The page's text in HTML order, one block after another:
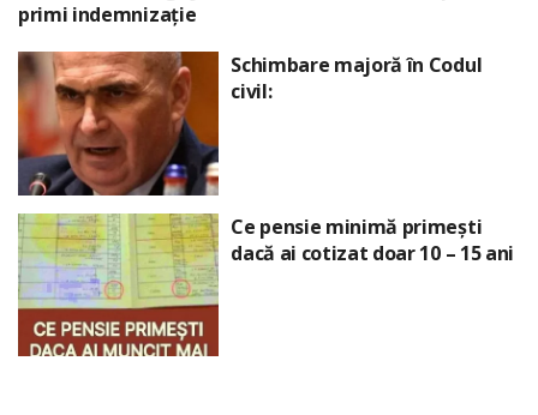
primi indemnizație
Schimbare majoră în Codul
civil:
Ce pensie minimă primești
dacă ai cotizat doar 10 – 15 ani